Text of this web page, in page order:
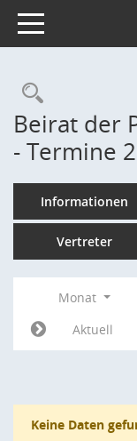
Toggle navigation
Beirat der
- Termine
Informationen
Vertreter
Monat
Aktuell
Keine Daten